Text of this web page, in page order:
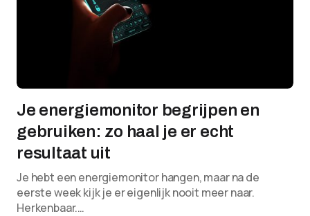
Je energiemonitor begrijpen en
gebruiken: zo haal je er echt
resultaat uit
Je hebt een energiemonitor hangen, maar na de
eerste week kijk je er eigenlijk nooit meer naar.
Herkenbaar.…